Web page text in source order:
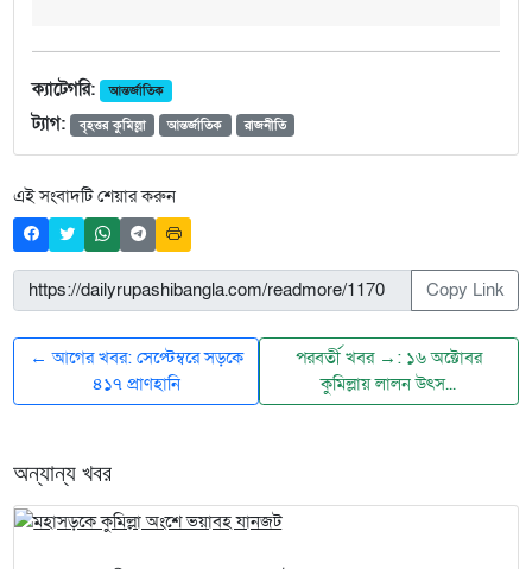
ক্যাটেগরি: আন্তর্জাতিক
ট্যাগ: বৃহত্তর কুমিল্লা আন্তর্জাতিক রাজনীতি
এই সংবাদটি শেয়ার করুন
Copy Link
← আগের খবর: সেপ্টেম্বরে সড়কে
৪১৭ প্রাণহানি
পরবর্তী খবর →: ১৬ অক্টোবর
কুমিল্লায় লালন উৎস...
অন্যান্য খবর